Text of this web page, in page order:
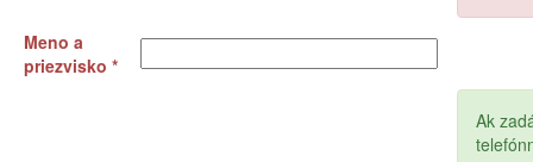
Meno a
priezvisko *
Ak